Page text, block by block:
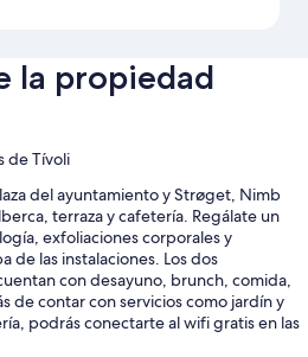
la propiedad
de Tívoli
del ayuntamiento y Strøget, Nimb
terraza y cafetería. Regálate un
exfoliaciones corporales y
de las instalaciones. Los dos
con desayuno, brunch, comida,
de contar con servicios como jardín y
podrás conectarte al wifi gratis en las